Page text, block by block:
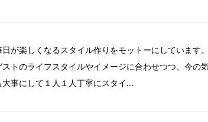
日が楽しくなるスタイル作りをモットーにしています。
ストのライフスタイルやイメージに合わせつつ、今の
大事にして１人１人丁寧にスタイ...